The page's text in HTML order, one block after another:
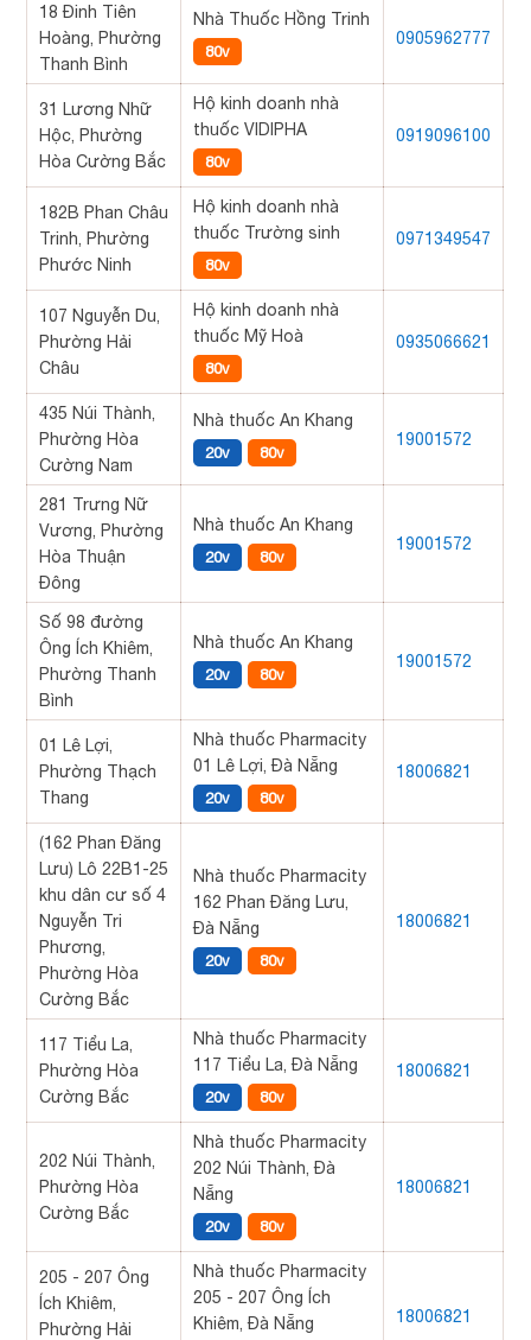
18 Đinh Tiên
Hoàng, Phường
Thanh Bình
Nhà Thuốc Hồng Trinh
80v
0905962777
31 Lương Nhữ
Hộc, Phường
Hòa Cường Bắc
Hộ kinh doanh nhà
thuốc VIDIPHA
80v
0919096100
182B Phan Châu
Trinh, Phường
Phước Ninh
Hộ kinh doanh nhà
thuốc Trường sinh
80v
0971349547
107 Nguyễn Du,
Phường Hải
Châu
Hộ kinh doanh nhà
thuốc Mỹ Hoà
80v
0935066621
435 Núi Thành,
Phường Hòa
Cường Nam
Nhà thuốc An Khang
20v 80v
19001572
281 Trưng Nữ
Vương, Phường
Hòa Thuận
Đông
Nhà thuốc An Khang
20v 80v
19001572
Số 98 đường
Ông Ích Khiêm,
Phường Thanh
Bình
Nhà thuốc An Khang
20v 80v
19001572
01 Lê Lợi,
Phường Thạch
Thang
Nhà thuốc Pharmacity
01 Lê Lợi, Đà Nẵng
20v 80v
18006821
(162 Phan Đăng
Lưu) Lô 22B1-25
khu dân cư số 4
Nguyễn Tri
Phương,
Phường Hòa
Cường Bắc
Nhà thuốc Pharmacity
162 Phan Đăng Lưu,
Đà Nẵng
20v 80v
18006821
117 Tiểu La,
Phường Hòa
Cường Bắc
Nhà thuốc Pharmacity
117 Tiểu La, Đà Nẵng
20v 80v
18006821
202 Núi Thành,
Phường Hòa
Cường Bắc
Nhà thuốc Pharmacity
202 Núi Thành, Đà
Nẵng
20v 80v
18006821
205 - 207 Ông
Ích Khiêm,
Phường Hải
Nhà thuốc Pharmacity
205 - 207 Ông Ích
Khiêm, Đà Nẵng
18006821